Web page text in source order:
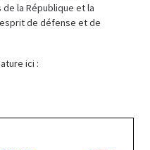
la République et la
de défense et de
ici :